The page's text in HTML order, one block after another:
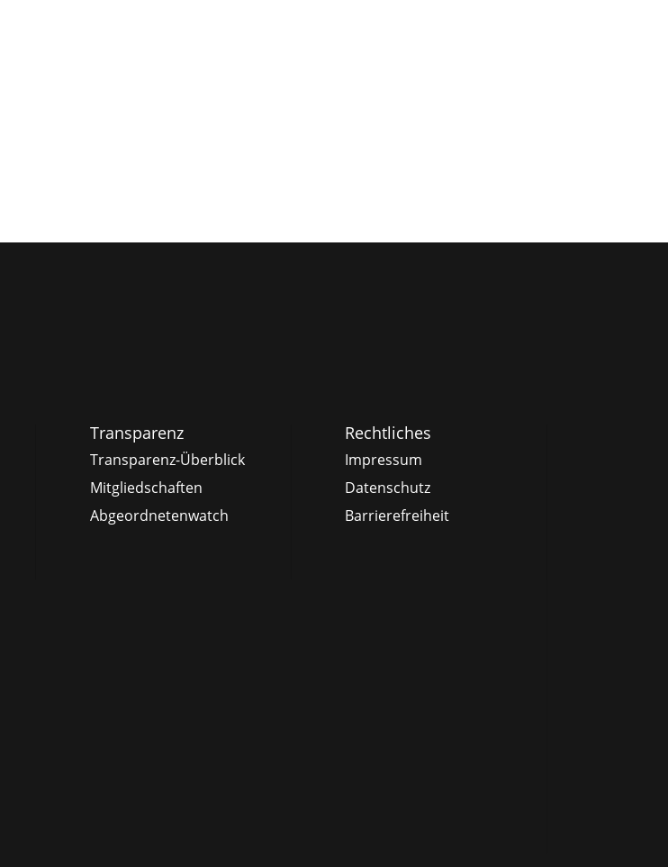
Transparenz
Transparenz-Überblick
Mitgliedschaften
Abgeordnetenwatch
Rechtliches
Impressum
Datenschutz
Barrierefreiheit